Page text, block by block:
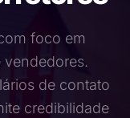
foco em
de contato
credibilidade